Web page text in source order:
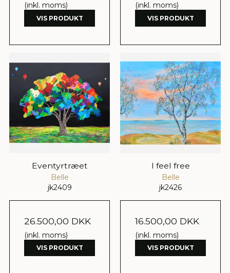
(inkl. moms)
VIS PRODUKT
(inkl. moms)
VIS PRODUKT
Eventyrtræet
Belle
jk2409
26.500,00 DKK
(inkl. moms)
VIS PRODUKT
I feel free
Belle
jk2426
16.500,00 DKK
(inkl. moms)
VIS PRODUKT